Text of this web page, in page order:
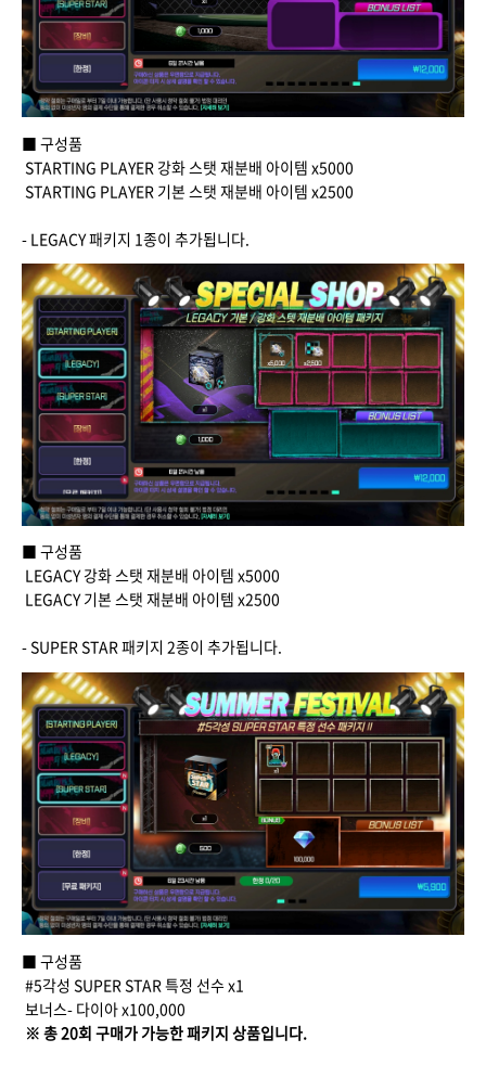
■ 구성품
STARTING PLAYER 강화 스탯 재분배 아이템 x5000
STARTING PLAYER 기본 스탯 재분배 아이템 x2500
- LEGACY 패키지 1종이 추가됩니다.
■ 구성품
LEGACY 강화 스탯 재분배 아이템 x5000
LEGACY 기본 스탯 재분배 아이템 x2500
- SUPER STAR 패키지 2종이 추가됩니다.
■ 구성품
#5각성 SUPER STAR 특정 선수 x1
보너스- 다이아 x100,000
※ 총 20회 구매가 가능한 패키지 상품입니다.